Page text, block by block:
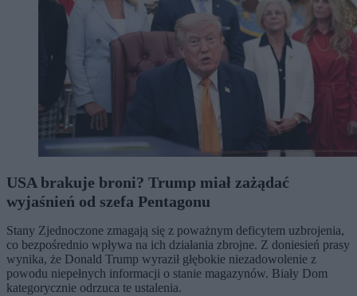
USA brakuje broni? Trump miał zażądać
wyjaśnień od szefa Pentagonu
Stany Zjednoczone zmagają się z poważnym deficytem uzbrojenia,
co bezpośrednio wpływa na ich działania zbrojne. Z doniesień prasy
wynika, że Donald Trump wyraził głębokie niezadowolenie z
powodu niepełnych informacji o stanie magazynów. Biały Dom
kategorycznie odrzuca te ustalenia.